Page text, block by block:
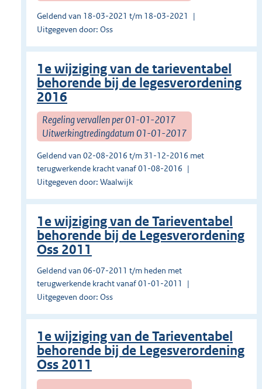
Geldend van 18-03-2021 t/m 18-03-2021
Uitgegeven door: Oss
1e wijziging van de tarieventabel
behorende bij de legesverordening
2016
Regeling vervallen per 01-01-2017
Uitwerkingtredingdatum 01-01-2017
Geldend van 02-08-2016 t/m 31-12-2016 met
terugwerkende kracht vanaf 01-08-2016
Uitgegeven door: Waalwijk
1e wijziging van de Tarieventabel
behorende bij de Legesverordening
Oss 2011
Geldend van 06-07-2011 t/m heden met
terugwerkende kracht vanaf 01-01-2011
Uitgegeven door: Oss
1e wijziging van de Tarieventabel
behorende bij de Legesverordening
Oss 2011